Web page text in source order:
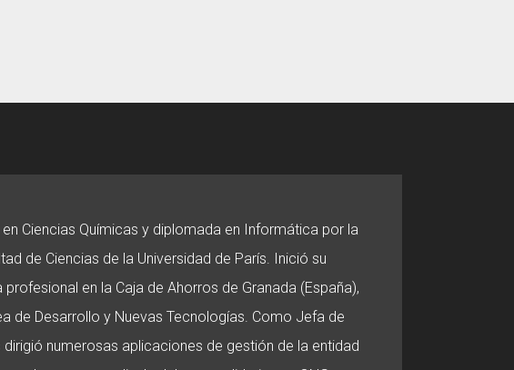
Ciencias Químicas y diplomada en Informática por la
de Ciencias de la Universidad de París. Inició su
en la Caja de Ahorros de Granada (España),
de Desarrollo y Nuevas Tecnologías. Como Jefa de
numerosas aplicaciones de gestión de la entidad